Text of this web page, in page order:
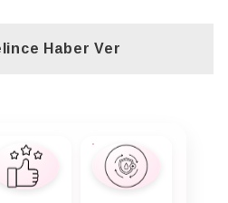
Haber Ver